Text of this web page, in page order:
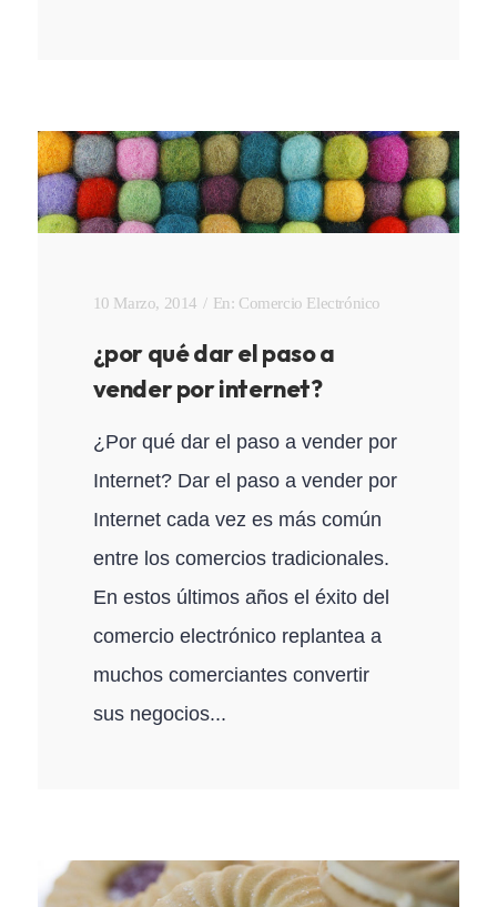
10 Marzo, 2014 En: Comercio Electrónico
¿por qué dar el paso a
vender por internet?
¿Por qué dar el paso a vender por
Internet? Dar el paso a vender por
Internet cada vez es más común
entre los comercios tradicionales.
En estos últimos años el éxito del
comercio electrónico replantea a
muchos comerciantes convertir
sus negocios...